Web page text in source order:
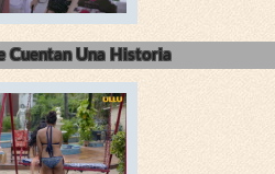
Cuentan Una Historia